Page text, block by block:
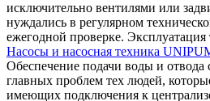
исключительно вентилями или
нуждались в регулярном
ежегодной проверке.
Насосы и насосная техника
Обеспечение подачи воды и отвода
главных проблем тех людей,
имеющих подключения к